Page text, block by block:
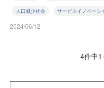
人口減少社会 サービスイノベーシ
2024/06/12
4件中1